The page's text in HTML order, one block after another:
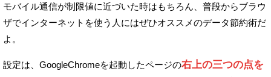
モバイル通信が制限値に近づいた時はもちろん、普段からブラウ
ザでインターネットを使う人にはぜひオススメのデータ節約術だ
よ。
設定は、GoogleChromeを起動したページの右上の三つの点を